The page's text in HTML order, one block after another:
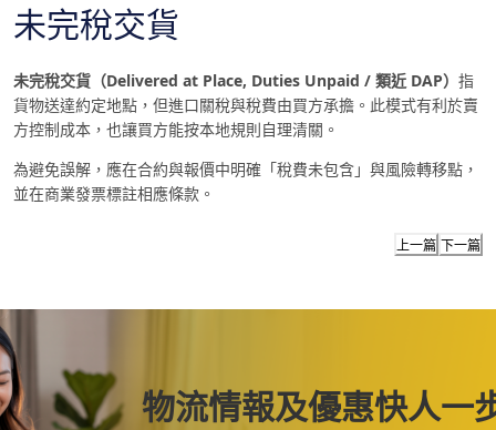
未完稅交貨
未完稅交貨（Delivered at Place, Duties Unpaid / 類近 DAP） 指
貨物送達約定地點，但進口關稅與稅費由買方承擔。此模式有利於賣
方控制成本，也讓買方能按本地規則自理清關。
為避免誤解，應在合約與報價中明確「稅費未包含」與風險轉移點，
並在商業發票標註相應條款。
上一篇 下一篇
物流情報及優惠快人一